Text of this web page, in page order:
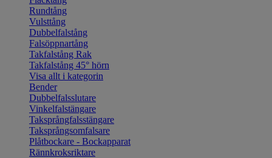
Rundtång
Vulsttång
Dubbelfalstång
Falsöppnartång
Takfalstång Rak
Takfalstång 45° hörn
Visa allt i kategorin
Bender
Dubbelfalsslutare
Vinkelfalstängare
Taksprångfalsstängare
Taksprångsomfalsare
Plåtbockare - Bockapparat
Rännkroksriktare